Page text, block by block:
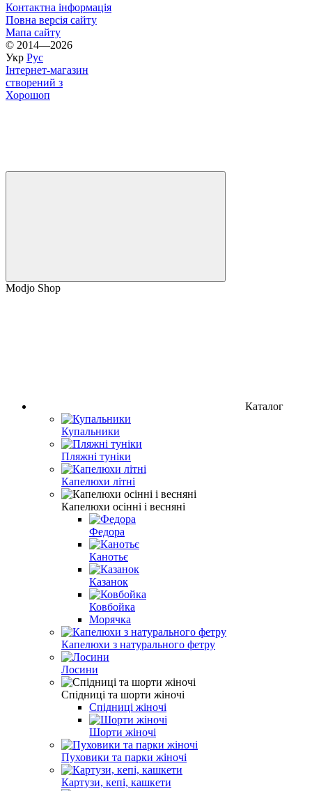
Контактна інформація
Повна версія сайту
Мапа сайту
© 2014—2026
Укр Рус
Інтернет-магазин
створений з
Хорошоп
Modjo Shop
Каталог
Купальники
Пляжні туніки
Капелюхи літні
Капелюхи осінні і весняні
Федора
Канотьє
Казанок
Ковбойка
Морячка
Капелюхи з натурального фетру
Лосини
Спідниці та шорти жіночі
Спідниці жіночі
Шорти жіночі
Пуховики та парки жіночі
Картузи, кепі, кашкети